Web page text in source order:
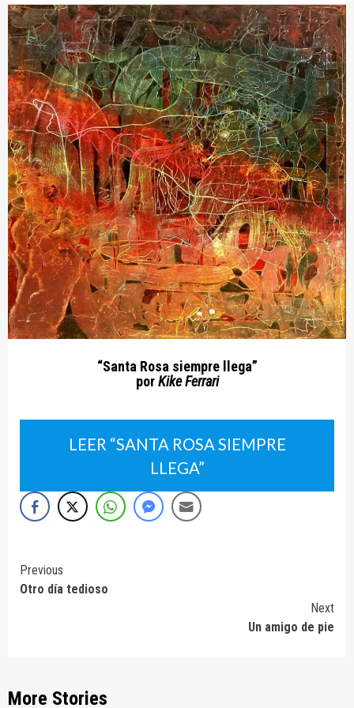
“Santa Rosa siempre llega”
porKike Ferrari
LEER “SANTA ROSA SIEMPRE
LLEGA”
Continue
Reading
Previous
Otro día tedioso
Next
Un amigo de pie
More Stories